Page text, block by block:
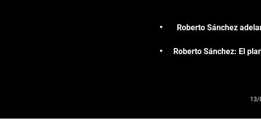
Roberto Sánchez
Roberto Sánchez: El
13/